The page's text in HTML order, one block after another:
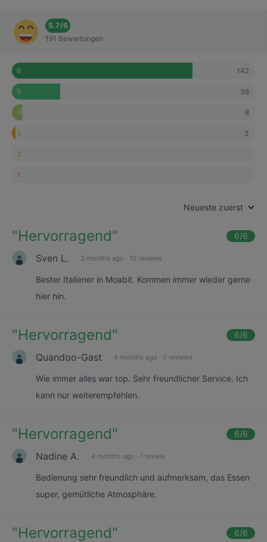
5.7/6
191 Bewertungen
6 142
5 38
4 8
3 3
2
1
Neueste zuerst
"Hervorragend" 6/6
Sven L. 3 months ago · 10 reviews
Bester Italiener in Moabit. Kommen immer wieder gerne
hier hin.
"Hervorragend" 6/6
Quandoo-Gast 4 months ago · 0 reviews
Wie immer alles war top. Sehr freundlicher Service. Ich
kann nur weiterempfehlen.
"Hervorragend" 6/6
Nadine A. 4 months ago · 1 review
Bedienung sehr freundlich und aufmerksam, das Essen
super, gemütliche Atmosphäre.
"Hervorragend" 6/6